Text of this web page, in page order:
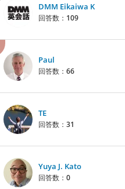
DMM Eikaiwa K
回答数： 109
Paul
回答数： 66
TE
回答数： 31
Yuya J. Kato
回答数： 0